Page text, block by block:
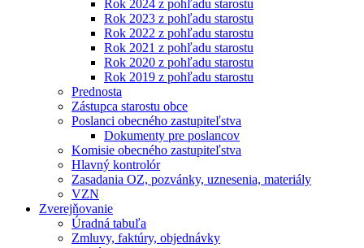
Rok 2024 z pohľadu starostu
Rok 2023 z pohľadu starostu
Rok 2022 z pohľadu starostu
Rok 2021 z pohľadu starostu
Rok 2020 z pohľadu starostu
Rok 2019 z pohľadu starostu
Prednosta
Zástupca starostu obce
Poslanci obecného zastupiteľstva
Dokumenty pre poslancov
Komisie obecného zastupiteľstva
Hlavný kontrolór
Zasadania OZ, pozvánky, uznesenia, materiály
VZN
Zverejňovanie
Úradná tabuľa
Zmluvy, faktúry, objednávky